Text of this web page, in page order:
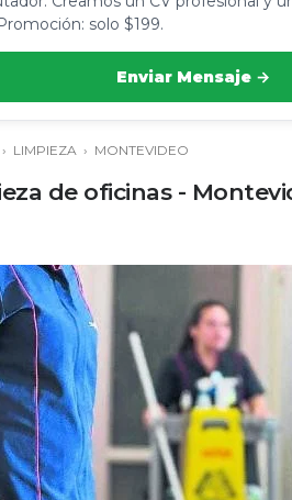
solo $199.
Enviar Mensaje →
› LIMPIEZA › MONTEVIDEO
de oficinas -